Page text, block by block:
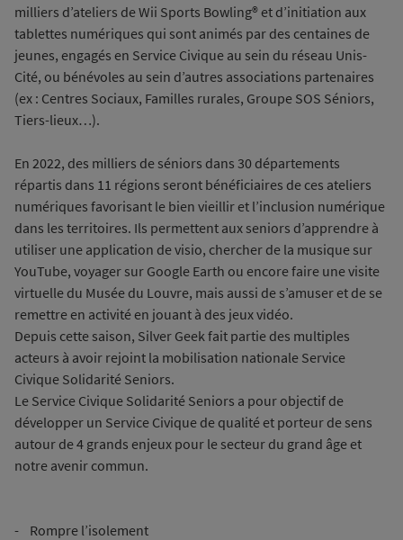
milliers d’ateliers de Wii Sports Bowling® et d’initiation aux
tablettes numériques qui sont animés par des centaines de
jeunes, engagés en Service Civique au sein du réseau Unis-
Cité, ou bénévoles au sein d’autres associations partenaires
(ex : Centres Sociaux, Familles rurales, Groupe SOS Séniors,
Tiers-lieux…).
En 2022, des milliers de séniors dans 30 départements
répartis dans 11 régions seront bénéficiaires de ces ateliers
numériques favorisant le bien vieillir et l’inclusion numérique
dans les territoires. Ils permettent aux seniors d’apprendre à
utiliser une application de visio, chercher de la musique sur
YouTube, voyager sur Google Earth ou encore faire une visite
virtuelle du Musée du Louvre, mais aussi de s’amuser et de se
remettre en activité en jouant à des jeux vidéo.
Depuis cette saison, Silver Geek fait partie des multiples
acteurs à avoir rejoint la mobilisation nationale Service
Civique Solidarité Seniors.
Le Service Civique Solidarité Seniors a pour objectif de
développer un Service Civique de qualité et porteur de sens
autour de 4 grands enjeux pour le secteur du grand âge et
notre avenir commun.
- Rompre l’isolement